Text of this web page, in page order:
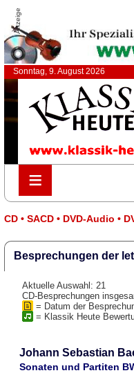
Anzeige
Sonntag, 9. August 2026
≡
≡
CD • SACD • DVD-Audio •
Besprechungen der
Aktuelle Auswahl: 21
CD-Besprechungen
= Datum der
= Klassik Heute
Johann Sebastian
Sonaten und Partiten